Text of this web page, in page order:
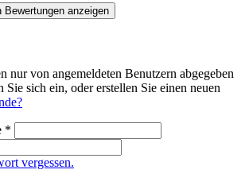
Bewertungen anzeigen
nur von angemeldeten Benutzern abgegeben
sich ein, oder erstellen Sie einen neuen
*
vergessen.